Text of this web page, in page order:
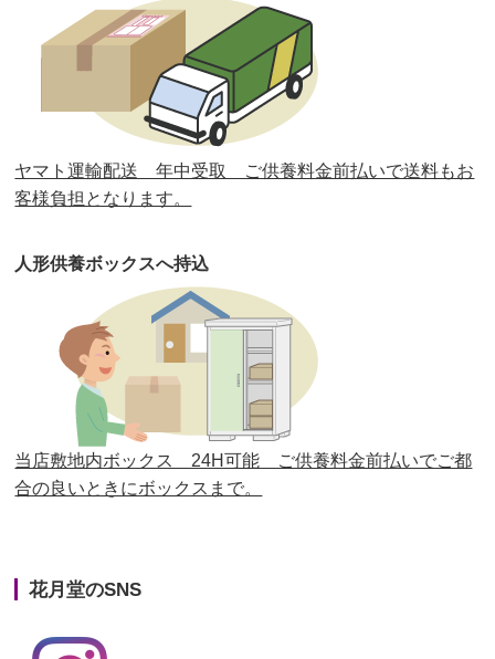
第32回人形供養祭 令和元年6月12日(水)
第31回人形供養祭 平成31年3月13日(水)
第30回人形供養祭平成30年11月28日(水)
第29回人形供養祭平成30年5月23日(水)
第27回人形供養祭平成29年6月14日(水)
第26回人形供養祭平成28年12月15日(木)
第25回人形供養祭 平成28年6月16日(木)
第24回人形供養祭 平成27年11月27日
第23回人形供養祭平成26年12月5日
第22回人形供養祭平成26年4月28日
第20回人形供養祭
第19回人形供養祭
ヤマト運輸配送 年中受取 ご供養料金前払いで送料もお
客様負担となります。
人形供養ボックスへ持込
当店敷地内ボックス 24H可能 ご供養料金前払いでご都
合の良いときにボックスまで。
花月堂のSNS